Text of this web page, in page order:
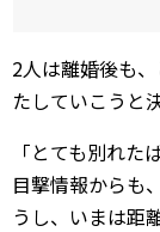
2人は離婚後も
たしていこうと
「とても別れ
目撃情報からも
うし、いまは距